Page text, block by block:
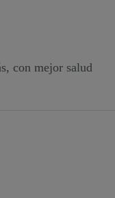
con mejor salud